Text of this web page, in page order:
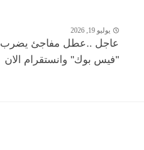
يوليو 19, 2026
عاجل ..عطل مفاجئ يضرب
"فيس بوك" وانستقرام الان